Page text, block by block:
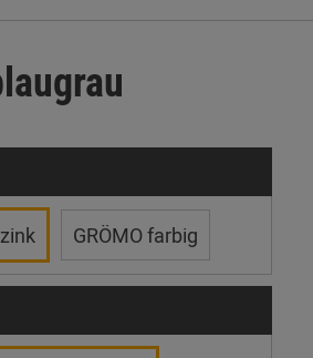
GRÖMO farbig